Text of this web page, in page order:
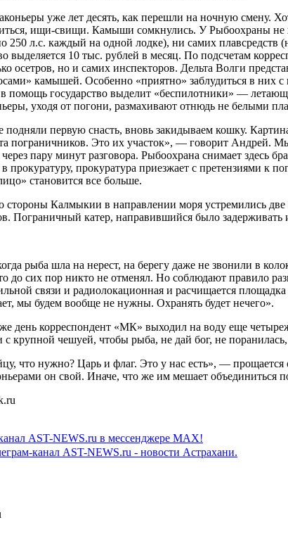
уже лет десять, как перешли на ночную смену.
ищи-свищи. Камыши сомкнулись. У Рыбоохраны не
250 л.с. каждый на одной лодке), ни самих
выделяется 10 тыс. рублей в месяц. По подсчетам
осетров, но и самих инспекторов. Дельта Волги
камышей. Особенно «приятно» заблудиться в них
в помощь государство выделит «беспилотники» —
уходя от погони, размахивают отнюдь не белыми
подняли первую снасть, вновь закидываем кошку.
пограничников. Это их участок», — говорит
пару минут разговора. Рыбоохрана снимает здесь
прокуратура приезжает с претензиями к
становится все больше.
стороны Калмыкии в направлении моря устремились
Пограничный катер, направившийся было задерживать
рыба шла на нерест, на берегу даже не звонили в
до сих пор никто не отменял. Но соблюдают правило
связи и радиолокационная и расчищается
мы будем вообще не нужны. Охранять будет нечего».
же день корреспондент «МК» выходил на воду еще
чешуей, чтобы рыба, не дай бог, не
что нужно? Царь и флаг. Это у нас есть», —
он свой. Иначе, что же им мешает объединиться
AST-NEWS.ru в мессенджере MAX!
канал AST-NEWS.ru - новости Астрахани.